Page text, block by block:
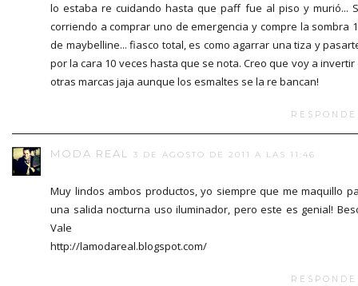
lo estaba re cuidando hasta que paff fue al piso y murió...
corriendo a comprar uno de emergencia y compre la sombra
de maybelline... fiasco total, es como agarrar una tiza y
por la cara 10 veces hasta que se nota. Creo que voy a invertir
otras marcas jaja aunque los esmaltes se la re bancan!
MODA REAL 3 DE AGOSTO DE 2011 A LAS 11:46
Muy lindos ambos productos, yo siempre que me maquillo
una salida nocturna uso iluminador, pero este es genial!
Vale
http://lamodareal.blogspot.com/